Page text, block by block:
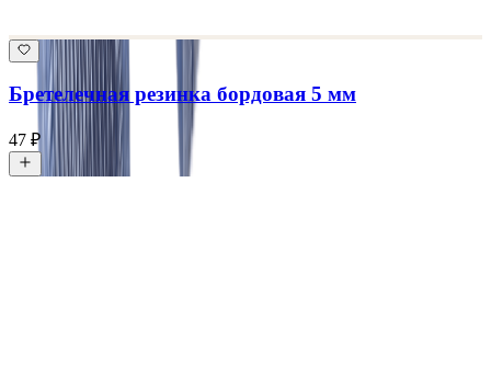
Бретелечная резинка бордовая 5 мм
47 ₽